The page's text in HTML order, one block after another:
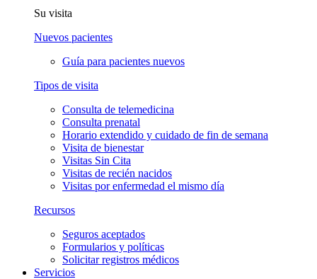
Su visita
Nuevos pacientes
Guía para pacientes nuevos
Tipos de visita
Consulta de telemedicina
Consulta prenatal
Horario extendido y cuidado de fin de semana
Visita de bienestar
Visitas Sin Cita
Visitas de recién nacidos
Visitas por enfermedad el mismo día
Recursos
Seguros aceptados
Formularios y políticas
Solicitar registros médicos
Servicios